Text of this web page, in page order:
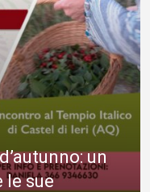
un
le sue